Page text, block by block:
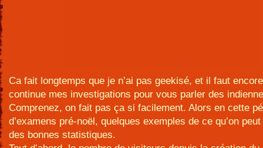
Ca fait longtemps que je n’ai pas geekisé, et il faut
continue mes investigations pour vous parler des
Comprenez, on fait pas ça si facilement. Alors en cette
d’examens pré-noël, quelques exemples de ce qu’on
des bonnes statistiques.